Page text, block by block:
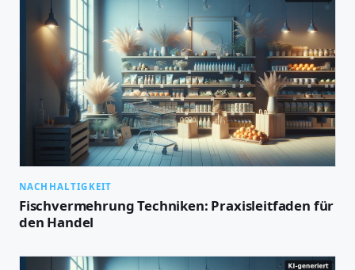
NACHHALTIGKEIT
Fischvermehrung Techniken: Praxisleitfaden für
den Handel